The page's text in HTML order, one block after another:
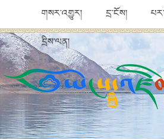
གསར་འགྱུར། དྲ་ངོས།
དྲིས་ལན།